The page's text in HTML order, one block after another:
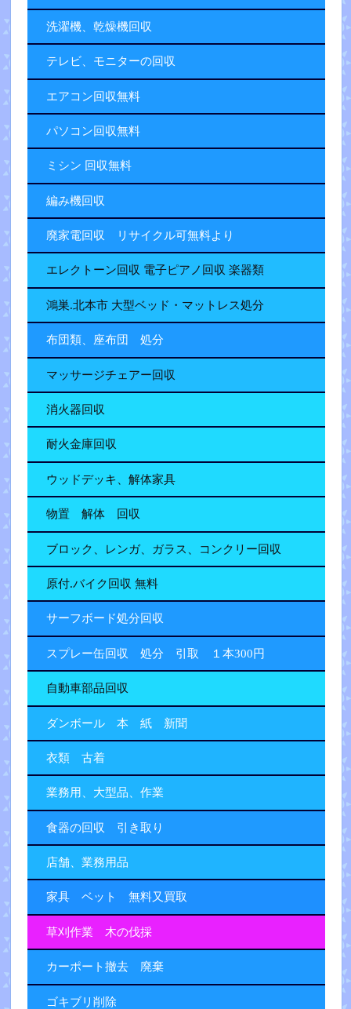
洗濯機、乾燥機回収
テレビ、モニターの回収
エアコン回収無料
パソコン回収無料
ミシン 回収無料
編み機回収
廃家電回収 リサイクル可無料より
エレクトーン回収 電子ピアノ回収 楽器類
鴻巣.北本市 大型ベッド・マットレス処分
布団類、座布団 処分
マッサージチェアー回収
消火器回収
耐火金庫回収
ウッドデッキ、解体家具
物置 解体 回収
ブロック、レンガ、ガラス、コンクリー回収
原付.バイク回収 無料
サーフボード処分回収
スプレー缶回収 処分 引取 １本300円
自動車部品回収
ダンボール 本 紙 新聞
衣類 古着
業務用、大型品、作業
食器の回収 引き取り
店舗、業務用品
家具 ベット 無料又買取
草刈作業 木の伐採
カーポート撤去 廃棄
ゴキブリ削除